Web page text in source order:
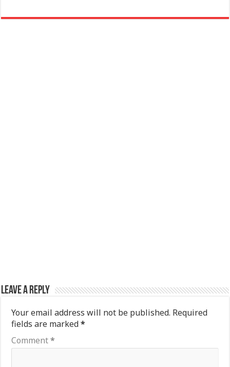
at ittc ar
Leave a Reply
Your email address will not be published. Required
fields are marked*
Comment*